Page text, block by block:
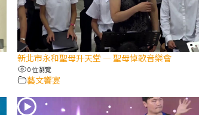
新北市永和聖母升天堂 — 聖母悼歌音樂會
0 位瀏覽
藝文饗宴